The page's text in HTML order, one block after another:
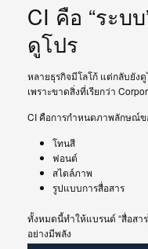
CI คือ “ระบ
ดูโปร
หลายธุรกิจมีโลโก้ แต่กลับยัง
เพราะขาดสิ่งที่เรียกว่า
CI คือการกำหนดภาพลักษณ์
โทนสี
ฟอนต์
สไตล์ภาพ
รูปแบบการสื่อสาร
ทั้งหมดนี้ทำให้แบรนด์ “สื่อสา
อย่างมีพลัง